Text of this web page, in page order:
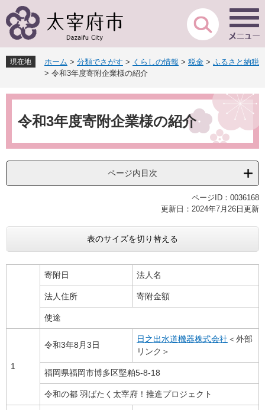
ー
先
頭
す
ニ
を
飛
し
現在地 ホーム > 分類でさがす > くらしの情報 > 税金 > ふるさと納税
> 令和3年度寄附企業様の紹介
本
令和3年度寄附企業様の紹介
ページ内目次
ページID：0036168
更新日：2024年7月26日更新
表のサイズを切り替える
寄附日 法人名
法人住所 寄附金額
使途
1
令和3年8月3日
日之出水道機器株式会社 ＜外部
リンク＞
福岡県福岡市博多区堅粕5-8-18
令和の都 羽ばたく太宰府！推進プロジェクト